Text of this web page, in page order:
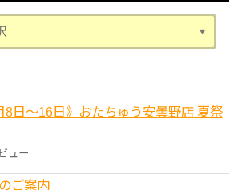
日～16日》おたちゅう安曇野店 夏祭
ュー
ご案内